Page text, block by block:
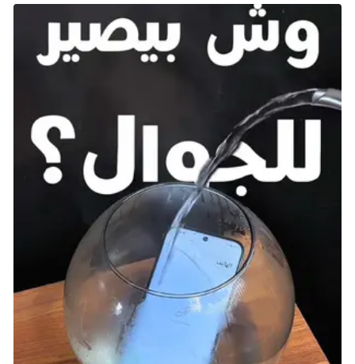
المحمولة تتناغم بشكل طبيعي، ولذلك من الطبيعي أن
محبي هذا النوع يجب أن يجربوا
Call of Duty: Mobile
League of Legends: Wild Rift
تظل ألعاب MOBAمن أهم العناوين في عالم
وعلى الهواتف المحمولة كما هو الحال على أجهزة
، تعتبر
League of Legends
الملك في هذا المجال. في هذه
مع زملائك اللاعبين.